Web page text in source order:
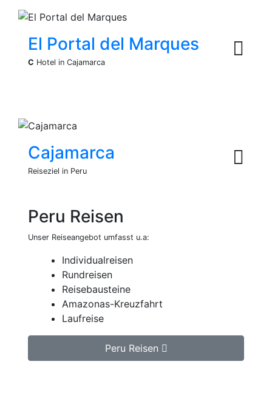
El Portal del Marques
C Hotel in Cajamarca
Cajamarca
Reiseziel in Peru
Peru Reisen
Unser Reiseangebot umfasst u.a:
Individualreisen
Rundreisen
Reisebausteine
Amazonas-Kreuzfahrt
Laufreise
Peru Reisen